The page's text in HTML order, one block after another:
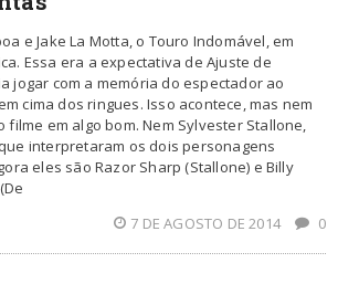
e Jake La Motta, o Touro Indomável, em
Essa era a expectativa de Ajuste de
jogar com a memória do espectador ao
cima dos ringues. Isso acontece, mas nem
em algo bom. Nem Sylvester Stallone,
interpretaram os dois personagens
eles são Razor Sharp (Stallone) e Billy
7 DE AGOSTO DE 2014
0